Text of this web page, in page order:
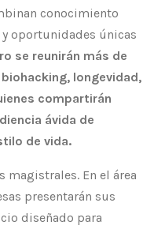
conocimiento
oportunidades únicas
se reunirán más de
longevidad,
compartirán
ávida de
de vida.
magistrales. En el área
presentarán sus
diseñado para